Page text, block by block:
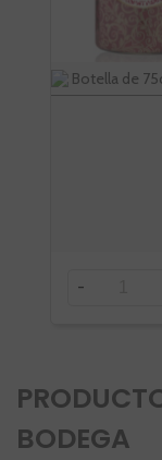
Botella de
-
BODEGA